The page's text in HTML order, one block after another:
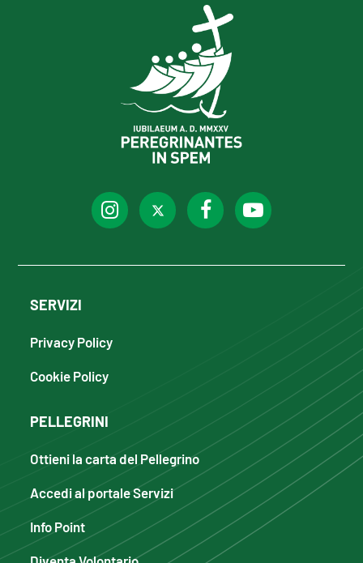
SERVIZI
Privacy Policy
Cookie Policy
PELLEGRINI
Ottieni la carta del Pellegrino
Accedi al portale Servizi
Info Point